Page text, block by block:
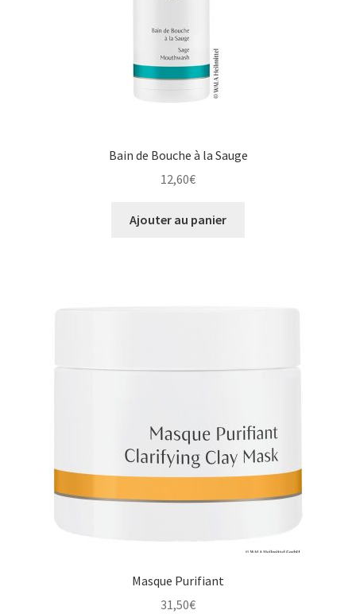
Bain de Bouche à la Sauge
12,60€
Ajouter au panier
Masque Purifiant
31,50€